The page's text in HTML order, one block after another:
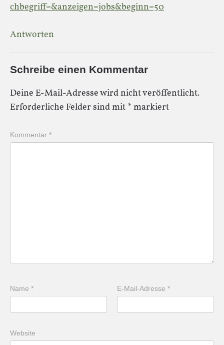
chbegriff=&anzeigen=jobs&beginn=50
Antworten
Schreibe einen Kommentar
Deine E-Mail-Adresse wird nicht veröffentlicht.
Erforderliche Felder sind mit * markiert
Kommentar *
Name * E-Mail-Adresse*
Website